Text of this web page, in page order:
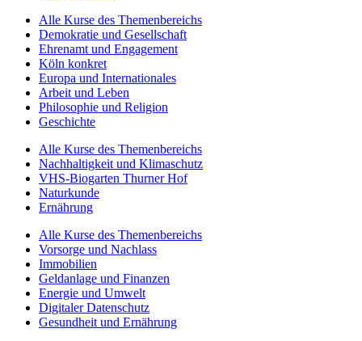
Alle Kurse des Themenbereichs
Demokratie und Gesellschaft
Ehrenamt und Engagement
Köln konkret
Europa und Internationales
Arbeit und Leben
Philosophie und Religion
Geschichte
Alle Kurse des Themenbereichs
Nachhaltigkeit und Klimaschutz
VHS-Biogarten Thurner Hof
Naturkunde
Ernährung
Alle Kurse des Themenbereichs
Vorsorge und Nachlass
Immobilien
Geldanlage und Finanzen
Energie und Umwelt
Digitaler Datenschutz
Gesundheit und Ernährung